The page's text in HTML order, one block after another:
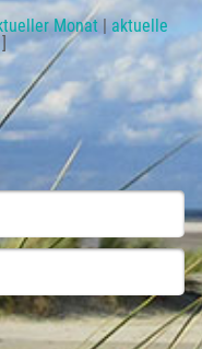
Monat
aktuelle